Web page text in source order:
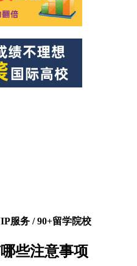
服务 / 90+留学院校
些注意事项